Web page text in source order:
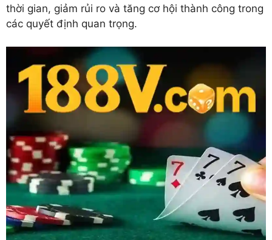
thời gian, giảm rủi ro và tăng cơ hội thành công trong
các quyết định quan trọng.